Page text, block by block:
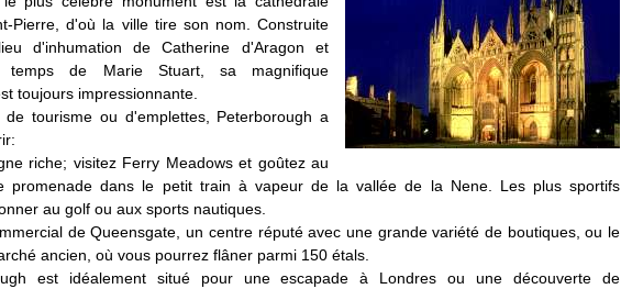
Pierre, d'où la ville tire son nom. Construite
d'inhumation de Catherine d'Aragon et
temps de Marie Stuart, sa magnifique
toujours impressionnante.
de tourisme ou d'emplettes, Peterborough a
riche; visitez Ferry Meadows et goûtez au
promenade dans le petit train à vapeur de la vallée de la Nene. Les plus sportifs
au golf ou aux sports nautiques.
de Queensgate, un centre réputé avec une grande variété de boutiques, ou le
ancien, où vous pourrez flâner parmi 150 étals.
est idéalement situé pour une escapade à Londres ou une découverte de